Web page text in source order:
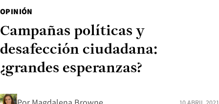
OPINIÓN
Campañas políticas y
desafección ciudadana:
¿grandes esperanzas?